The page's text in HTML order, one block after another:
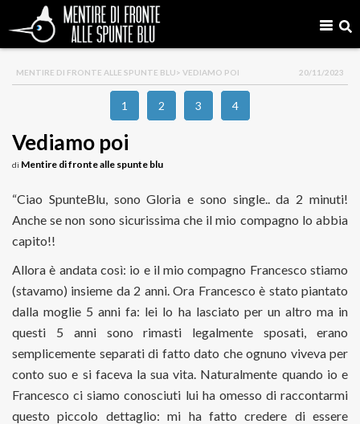
MENTIRE DI FRONTE ALLE SPUNTE BLU> VEDIAMO POI 20/11/2023
1 2 3 4
Vediamo poi
di Mentire di fronte alle spunte blu
“Ciao SpunteBlu, sono Gloria e sono single.. da 2 minuti!
Anche se non sono sicurissima che il mio compagno lo abbia
capito!!
Allora è andata così: io e il mio compagno Francesco stiamo
(stavamo) insieme da 2 anni. Ora Francesco è stato piantato
dalla moglie 5 anni fa: lei lo ha lasciato per un altro ma in
questi 5 anni sono rimasti legalmente sposati, erano
semplicemente separati di fatto dato che ognuno viveva per
conto suo e si faceva la sua vita. Naturalmente quando io e
Francesco ci siamo conosciuti lui ha omesso di raccontarmi
questo piccolo dettaglio: mi ha fatto credere di essere